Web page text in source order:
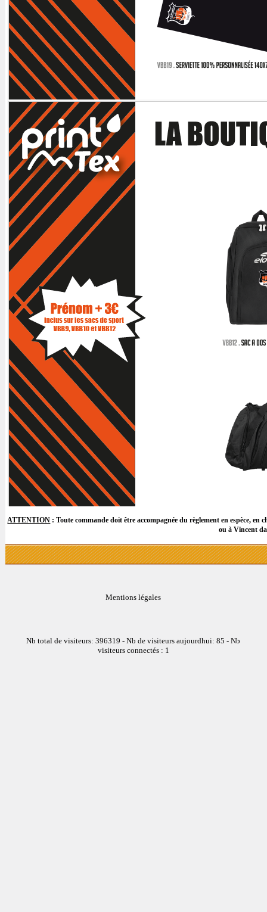
ATTENTION : Toute commande doit être accompagnée du règlement en espèce,
ou à Vincent
Mentions légales
Nb total de visiteurs: 396319 - Nb de visiteurs aujourdhui: 85 - Nb
visiteurs connectés : 1